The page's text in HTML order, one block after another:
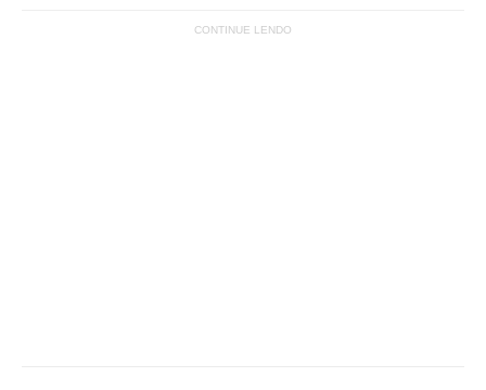
CONTINUE LENDO